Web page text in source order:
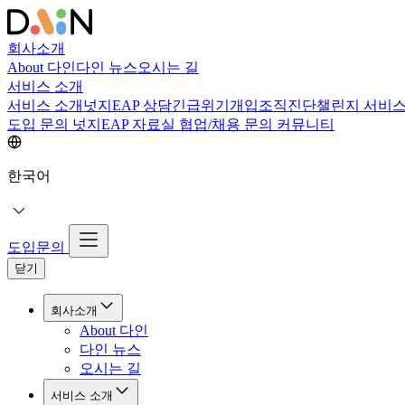
회사소개
About 다인다인 뉴스오시는 길
서비스 소개
서비스 소개 넛지EAP 상담긴급위기개입조직진단챌린지 서비스
도입 문의 넛지EAP 자료실 협업/채용 문의 커뮤니티
한국어
도입문의
닫기
회사소개
About 다인
다인 뉴스
오시는 길
서비스 소개